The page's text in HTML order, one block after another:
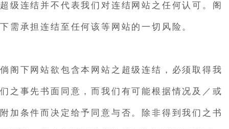
超级连结并不代表我们对连结网站之任何认可。阁
下需承担连结至任何该等网站的一切风险。
倘阁下网站欲包含本网站之超级连结，必须取得我
们之事先书面同意，而我们有可能根据情况及／或
附加条件而决定给予同意与否。除非得到我们之书